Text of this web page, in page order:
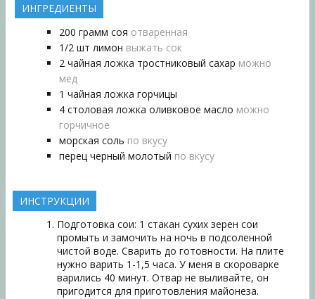
ИНГРЕДИЕНТЫ
200 грамм соя отваренная
1/2 шт лимон выжать сок
2 чайная ложка тростниковый сахар можно
мед
1 чайная ложка горчицы
4 столовая ложка оливковое масло можно
горчичное
морская соль по вкусу
перец черный молотый по вкусу
ИНСТРУКЦИИ
Подготовка сои: 1 стакан сухих зерен сои
промыть и замочить на ночь в подсоленной
чистой воде. Сварить до готовности. На плите
нужно варить 1-1,5 часа. У меня в скороварке
варились 40 минут. Отвар не выливайте, он
пригодится для приготовления майонеза.